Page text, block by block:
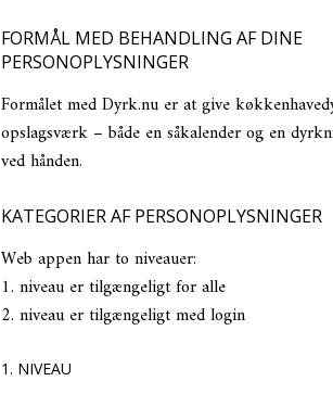
LOG IND
OM PRAKTISK
KONTAKT OS
INSTALLER DYRK.NU PÅ DIN
FORMÅL MED BEHANDLING AF DINE
PERSONOPLYSNINGER
Formålet med Dyrk.nu er at give
opslagsværk – både en såkalender og en
ved hånden.
KATEGORIER AF PERSONOPLYSNINGER
Web appen har to niveauer:
1. niveau er tilgængeligt for alle
2. niveau er tilgængeligt med login
1. NIVEAU